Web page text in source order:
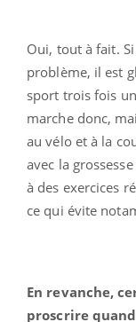
Oui, tout à fait.
problème, il est
sport trois fois
marche donc,
au vélo et à la
avec la
à des exercices
ce qui évite
En revanche,
proscrire